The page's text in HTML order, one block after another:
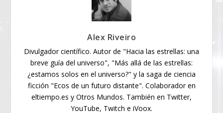
Alex Riveiro
Divulgador científico. Autor de "Hacia las estrellas: una
breve guía del universo", "Más allá de las estrellas:
¿estamos solos en el universo?" y la saga de ciencia
ficción "Ecos de un futuro distante". Colaborador en
eltiempo.es y Otros Mundos. También en Twitter,
YouTube, Twitch e iVoox.